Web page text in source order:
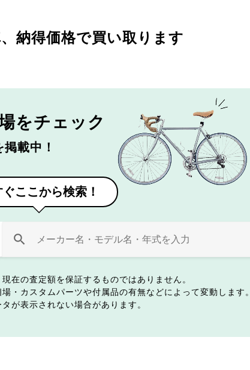
納得価格で買い取ります
をチェック
載中！
ここから検索！
在の査定額を保証するものではありません。
・カスタムパーツや付属品の有無などによって変動します。
が表示されない場合があります。